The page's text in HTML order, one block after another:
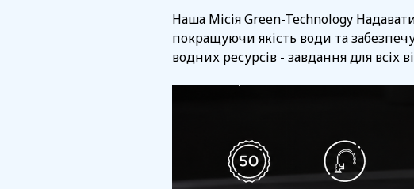
Наша Місія Green-Technology
покращуючи якість води та
водних ресурсів - завдання для всіх